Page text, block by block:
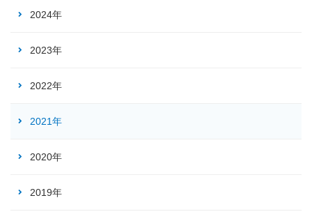
2024年
2023年
2022年
2021年
2020年
2019年